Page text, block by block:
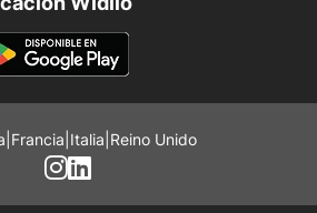
Francia Italia Reino Unido